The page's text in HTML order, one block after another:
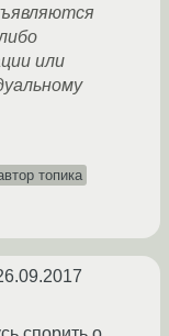
или
топика